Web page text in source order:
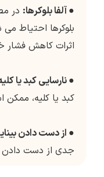
●آلفا بلوکرها: در
بلوکرها احتیاط می
اثرات کاهش فشار
●نارسایی کبد یا
کبد یا کلیه، ممکن
● از دست دادن
جدی از دست دادن